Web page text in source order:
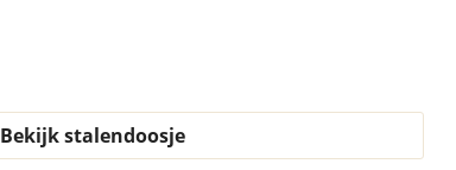
Bekijk stalendoosje